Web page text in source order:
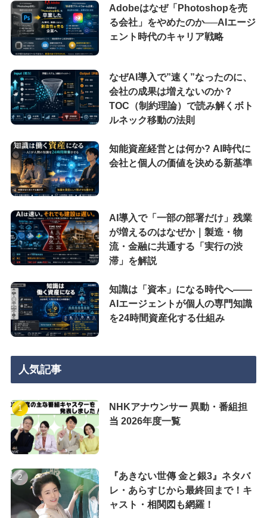
Adobeはなぜ「Photoshopを売
る会社」をやめたのか──AIエージ
ェント時代のキャリア戦略
なぜAI導入で”速く”なったのに、
会社の成果は増えないのか？
TOC（制約理論）で読み解くボト
ルネック移動の法則
知能資産経営とは何か? AI時代に
会社と個人の価値を決める新基準
AI導入で「一部の部署だけ」残業
が増えるのはなぜか｜製造・物
流・金融に共通する「実行の渋
滞」を解説
知識は「資本」になる時代へ——
AIエージェントが個人の専門知識
を24時間資産化する仕組み
人気記事
NHKアナウンサー 異動・番組担
当 2026年度一覧
『あきない世傳 金と銀3』ネタバ
レ・あらすじから最終回まで！キ
ャスト・相関図も網羅！